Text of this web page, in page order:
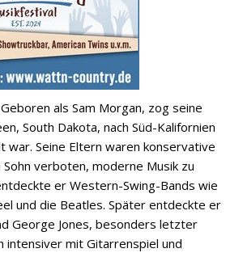
als Sam Morgan, zog seine
South Dakota, nach Süd-Kalifornien
war. Seine Eltern waren konservative
verboten, moderne Musik zu
er Western-Swing-Bands wie
und die Beatles. Später entdeckte er
George Jones, besonders letzter
intensiver mit Gitarrenspiel und